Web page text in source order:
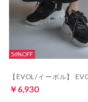
56%
￥6,930